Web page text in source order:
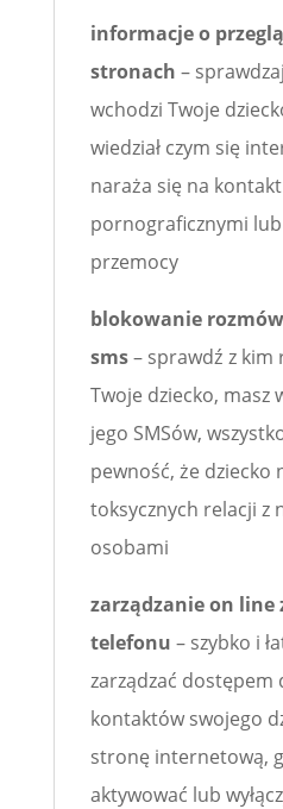
informacje o
stronach –
wchodzi Twoje
wiedział czym się
naraża się na
pornograficznymi lub
przemocy
blokowanie
sms– sprawdź z kim
Twoje dziecko, masz
jego SMSów,
pewność, że dziecko
toksycznych relacji z
osobami
zarządzanie on line
telefonu – szybko i
zarządzać dostępem
kontaktów swojego
stronę internetową,
aktywować lub